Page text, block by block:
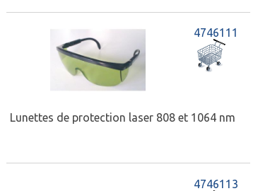
4746111
Lunettes de protection laser 808 et 1064 nm
4746113